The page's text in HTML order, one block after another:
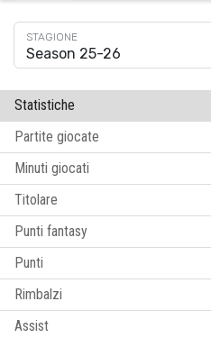
Season 25-26
Statistiche
Partite giocate
Minuti giocati
Titolare
Punti fantasy
Punti
Rimbalzi
Assist